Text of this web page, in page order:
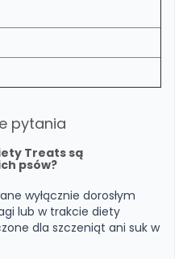
pytania
Treats są
psów?
wyłącznie dorosłym
lub w trakcie diety
dla szczeniąt ani suk w